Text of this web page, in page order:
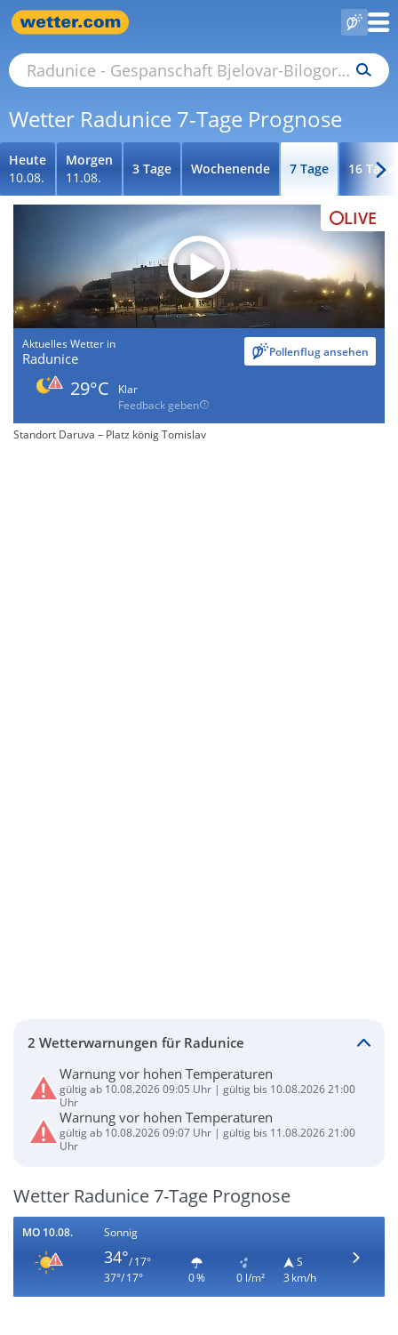
Wetter Radunice 7-Tage Prognose
Heute
10.08.
Morgen
11.08.
3 Tage Wochenende 7 Tage 16 Tage
LIVE
Aktuelles Wetter in
Radunice Pollenflug ansehen
29°C
Klar
Feedback geben
Standort Daruva – Platz könig Tomislav
2 Wetterwarnungen für Radunice
Warnung vor hohen Temperaturen
gültig ab 10.08.2026 09:05 Uhr | gültig bis 10.08.2026 21:00
Uhr
Warnung vor hohen Temperaturen
gültig ab 10.08.2026 09:07 Uhr | gültig bis 11.08.2026 21:00
Uhr
Wetter Radunice 7-Tage Prognose
MO 10.08. Sonnig
34°/ 17°
37°/ 17°
0 % 0 l/m²
S
3 km/h